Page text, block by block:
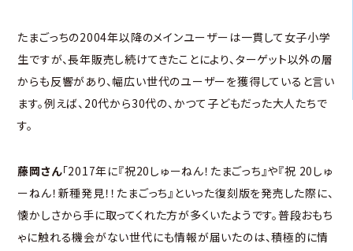
たまごっちの2004年以降のメインユーザーは一貫して女子小学
生ですが、長年販売し続けてきたことにより、ターゲット以外の層
からも反響があり、幅広い世代のユーザーを獲得していると言い
ます。例えば、20代から30代の、かつて子どもだった大人たちで
す。
藤岡さん「2017年に『祝20しゅーねん！たまごっち』や『祝 20しゅ
ーねん！新種発見！！たまごっち』といった復刻版を発売した際に、
懐かしさから手に取ってくれた方が多くいたようです。普段おもち
ゃに触れる機会がない世代にも情報が届いたのは、積極的に情